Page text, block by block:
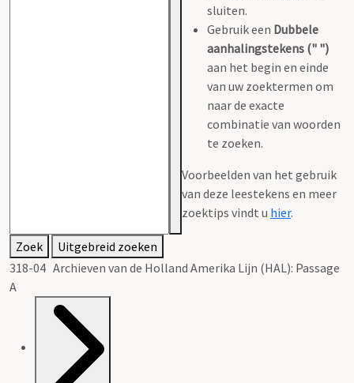
sluiten.
Gebruik een Dubbele
aanhalingstekens (" ")
aan het begin en einde
van uw zoektermen om
naar de exacte
combinatie van woorden
te zoeken.
Voorbeelden van het gebruik
van deze leestekens en meer
zoektips vindt u hier.
Zoek
Uitgebreid zoeken
318-04 Archieven van de Holland Amerika Lijn (HAL): Passage
A